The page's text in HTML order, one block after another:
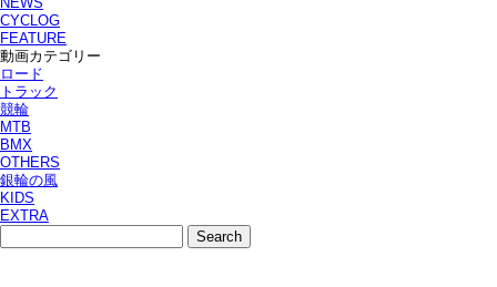
CYCLOG
FEATURE
動画カテゴリー
ロード
トラック
競輪
MTB
BMX
OTHERS
銀輪の風
KIDS
EXTRA